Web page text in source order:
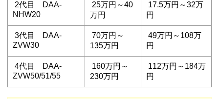
2代目 DAA-
NHW20
25万円～40
万円
17.5万円～32万
円
3代目 DAA-
ZVW30
70万円～
135万円
49万円～108万
円
4代目 DAA-
ZVW50/51/55
160万円～
230万円
112万円～184万
円